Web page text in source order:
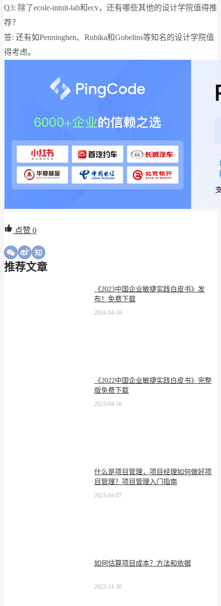
Q3: 除了ecole-intuit-lab和ecv，还有哪些其他的设计学院值得推
荐？
答: 还有如Penninghen、Rubika和Gobelins等知名的设计学院值
得考虑。
点赞 0
推荐文章
《2023中国企业敏捷实践白皮书》发
布！免费下载
2024-04-18
《2022中国企业敏捷实践白皮书》完整
版免费下载
2023-04-10
什么是项目管理，项目经理如何做好项
目管理？项目管理入门指南
2023-04-07
如何估算项目成本？方法和依据
2023-11-30